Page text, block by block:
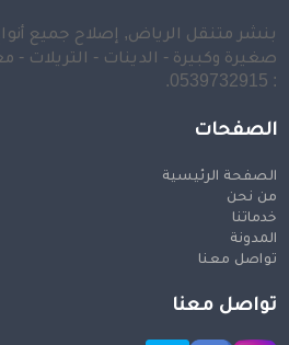
بنشر متنقل الرياض, إصلاح جميع
صغيرة وكبيرة - الدينات - التريلات
: 0539732915.
الصفحات
الصفحة الرئيسية
من نحن
خدماتنا
المدونة
تواصل معنا
تواصل معنا